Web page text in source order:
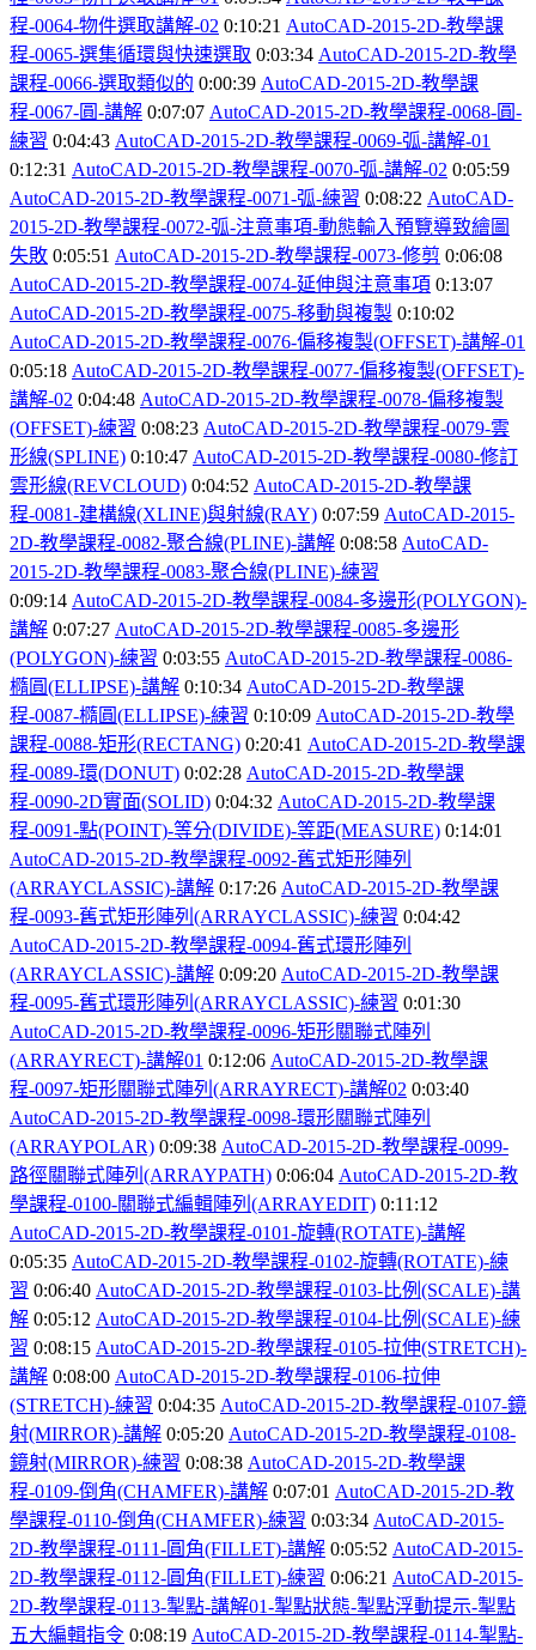
程-0064-物件選取講解-02 0:10:21 AutoCAD-2015-2D-教學課
程-0065-選集循環與快速選取 0:03:34 AutoCAD-2015-2D-教學
課程-0066-選取類似的 0:00:39 AutoCAD-2015-2D-教學課
程-0067-圓-講解 0:07:07 AutoCAD-2015-2D-教學課程-0068-圓-
練習 0:04:43 AutoCAD-2015-2D-教學課程-0069-弧-講解-01
0:12:31 AutoCAD-2015-2D-教學課程-0070-弧-講解-02 0:05:59
AutoCAD-2015-2D-教學課程-0071-弧-練習 0:08:22 AutoCAD-
2015-2D-教學課程-0072-弧-注意事項-動態輸入預覽導致繪圖
失敗 0:05:51 AutoCAD-2015-2D-教學課程-0073-修剪 0:06:08
AutoCAD-2015-2D-教學課程-0074-延伸與注意事項 0:13:07
AutoCAD-2015-2D-教學課程-0075-移動與複製 0:10:02
AutoCAD-2015-2D-教學課程-0076-偏移複製(OFFSET)-講解-01
0:05:18 AutoCAD-2015-2D-教學課程-0077-偏移複製(OFFSET)-
講解-02 0:04:48 AutoCAD-2015-2D-教學課程-0078-偏移複製
(OFFSET)-練習 0:08:23 AutoCAD-2015-2D-教學課程-0079-雲
形線(SPLINE) 0:10:47 AutoCAD-2015-2D-教學課程-0080-修訂
雲形線(REVCLOUD) 0:04:52 AutoCAD-2015-2D-教學課
程-0081-建構線(XLINE)與射線(RAY) 0:07:59 AutoCAD-2015-
2D-教學課程-0082-聚合線(PLINE)-講解 0:08:58 AutoCAD-
2015-2D-教學課程-0083-聚合線(PLINE)-練習
0:09:14 AutoCAD-2015-2D-教學課程-0084-多邊形(POLYGON)-
講解 0:07:27 AutoCAD-2015-2D-教學課程-0085-多邊形
(POLYGON)-練習 0:03:55 AutoCAD-2015-2D-教學課程-0086-
橢圓(ELLIPSE)-講解 0:10:34 AutoCAD-2015-2D-教學課
程-0087-橢圓(ELLIPSE)-練習 0:10:09 AutoCAD-2015-2D-教學
課程-0088-矩形(RECTANG) 0:20:41 AutoCAD-2015-2D-教學課
程-0089-環(DONUT) 0:02:28 AutoCAD-2015-2D-教學課
程-0090-2D實面(SOLID) 0:04:32 AutoCAD-2015-2D-教學課
程-0091-點(POINT)-等分(DIVIDE)-等距(MEASURE) 0:14:01
AutoCAD-2015-2D-教學課程-0092-舊式矩形陣列
(ARRAYCLASSIC)-講解 0:17:26 AutoCAD-2015-2D-教學課
程-0093-舊式矩形陣列(ARRAYCLASSIC)-練習 0:04:42
AutoCAD-2015-2D-教學課程-0094-舊式環形陣列
(ARRAYCLASSIC)-講解 0:09:20 AutoCAD-2015-2D-教學課
程-0095-舊式環形陣列(ARRAYCLASSIC)-練習 0:01:30
AutoCAD-2015-2D-教學課程-0096-矩形關聯式陣列
(ARRAYRECT)-講解01 0:12:06 AutoCAD-2015-2D-教學課
程-0097-矩形關聯式陣列(ARRAYRECT)-講解02 0:03:40
AutoCAD-2015-2D-教學課程-0098-環形關聯式陣列
(ARRAYPOLAR) 0:09:38 AutoCAD-2015-2D-教學課程-0099-
路徑關聯式陣列(ARRAYPATH) 0:06:04 AutoCAD-2015-2D-教
學課程-0100-關聯式編輯陣列(ARRAYEDIT) 0:11:12
AutoCAD-2015-2D-教學課程-0101-旋轉(ROTATE)-講解
0:05:35 AutoCAD-2015-2D-教學課程-0102-旋轉(ROTATE)-練
習 0:06:40 AutoCAD-2015-2D-教學課程-0103-比例(SCALE)-講
解 0:05:12 AutoCAD-2015-2D-教學課程-0104-比例(SCALE)-練
習 0:08:15 AutoCAD-2015-2D-教學課程-0105-拉伸(STRETCH)-
講解 0:08:00 AutoCAD-2015-2D-教學課程-0106-拉伸
(STRETCH)-練習 0:04:35 AutoCAD-2015-2D-教學課程-0107-鏡
射(MIRROR)-講解 0:05:20 AutoCAD-2015-2D-教學課程-0108-
鏡射(MIRROR)-練習 0:08:38 AutoCAD-2015-2D-教學課
程-0109-倒角(CHAMFER)-講解 0:07:01 AutoCAD-2015-2D-教
學課程-0110-倒角(CHAMFER)-練習 0:03:34 AutoCAD-2015-
2D-教學課程-0111-圓角(FILLET)-講解 0:05:52 AutoCAD-2015-
2D-教學課程-0112-圓角(FILLET)-練習 0:06:21 AutoCAD-2015-
2D-教學課程-0113-掣點-講解01-掣點狀態-掣點浮動提示-掣點
五大編輯指令 0:08:19 AutoCAD-2015-2D-教學課程-0114-掣點-